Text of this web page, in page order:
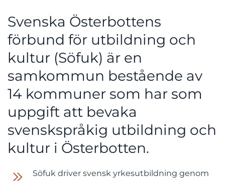
Svenska Österbottens
förbund för utbildning och
kultur (Söfuk) är en
samkommun bestående av
14 kommuner som har som
uppgift att bevaka
svenskspråkig utbildning och
kultur i Österbotten.
Söfuk driver svensk yrkesutbildning genom